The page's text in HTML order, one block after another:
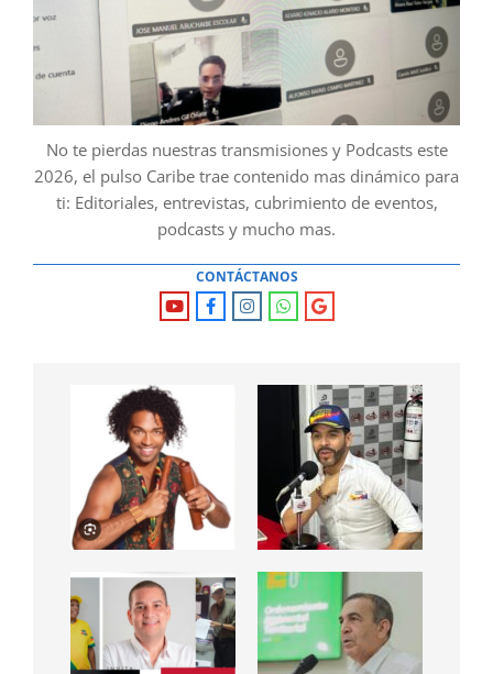
No te pierdas nuestras transmisiones y Podcasts este
2026, el pulso Caribe trae contenido mas dinámico para
ti: Editoriales, entrevistas, cubrimiento de eventos,
podcasts y mucho mas.
CONTÁCTANOS